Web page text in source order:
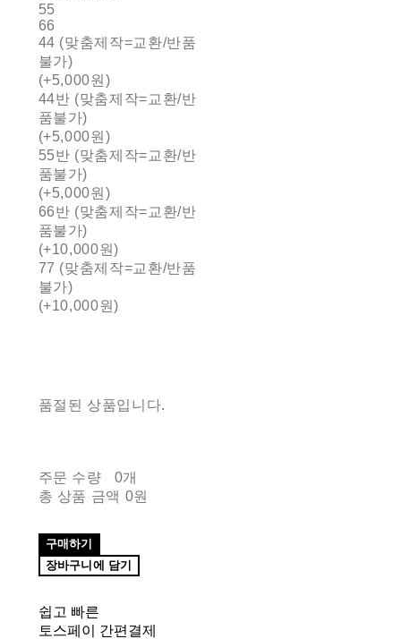
55
66
44 (맞춤제작=교환/반품
불가)
(+5,000원)
44반 (맞춤제작=교환/반
품불가)
(+5,000원)
55반 (맞춤제작=교환/반
품불가)
(+5,000원)
66반 (맞춤제작=교환/반
품불가)
(+10,000원)
77 (맞춤제작=교환/반품
불가)
(+10,000원)
품절된 상품입니다.
주문 수량
0개
총 상품 금액 0원
구매하기
장바구니에 담기
쉽고 빠른
토스페이 간편결제